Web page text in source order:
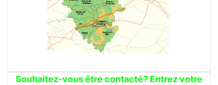
Souhaitez-vous être contacté? Entrez votre